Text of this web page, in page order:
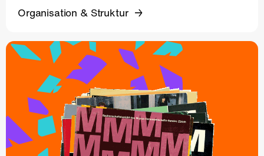
Organisation & Struktur